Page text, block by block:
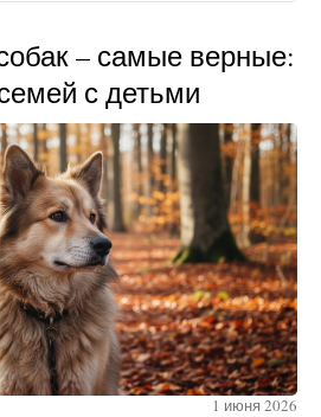
– самые верные:
с детьми
1 июня 2026